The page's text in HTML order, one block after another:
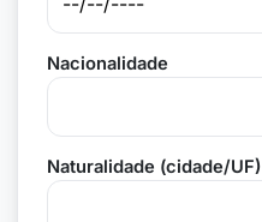
Nacionalidade
Naturalidade (cidade/UF)